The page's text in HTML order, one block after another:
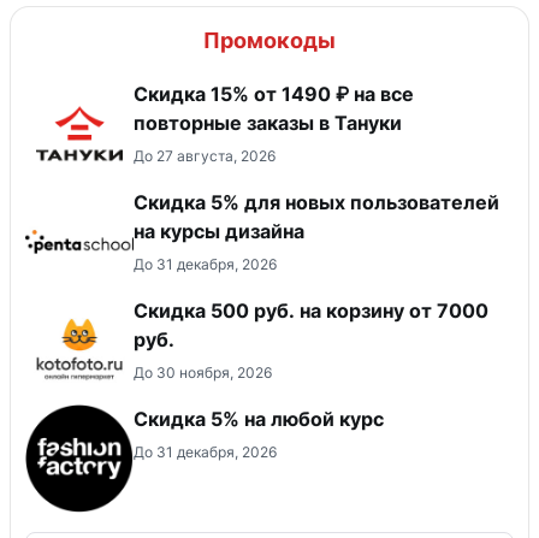
Промокоды
Скидка 15% от 1490 ₽ на все
повторные заказы в Тануки
До 27 августа, 2026
Скидка 5% для новых пользователей
на курсы дизайна
До 31 декабря, 2026
Скидка 500 руб. на корзину от 7000
руб.
До 30 ноября, 2026
Скидка 5% на любой курс
До 31 декабря, 2026